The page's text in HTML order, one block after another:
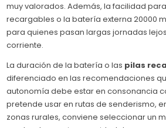
muy valorados. Además, la facilidad
recargables o la batería externa 20000
para quienes pasan largas jornadas
corriente.
La duración de la batería o las pilas
diferenciado en las recomendaciones
autonomía debe estar en consonancia
pretende usar en rutas de senderismo,
zonas rurales, conviene seleccionar un